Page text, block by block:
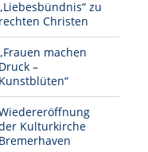
zu
rechten Christen
machen
Druck –
Kunstblüten“
Kulturkirche
Bremerhaven